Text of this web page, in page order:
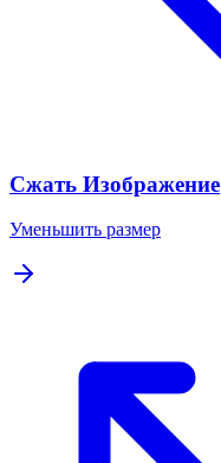
Сжать Изображение
Уменьшить размер